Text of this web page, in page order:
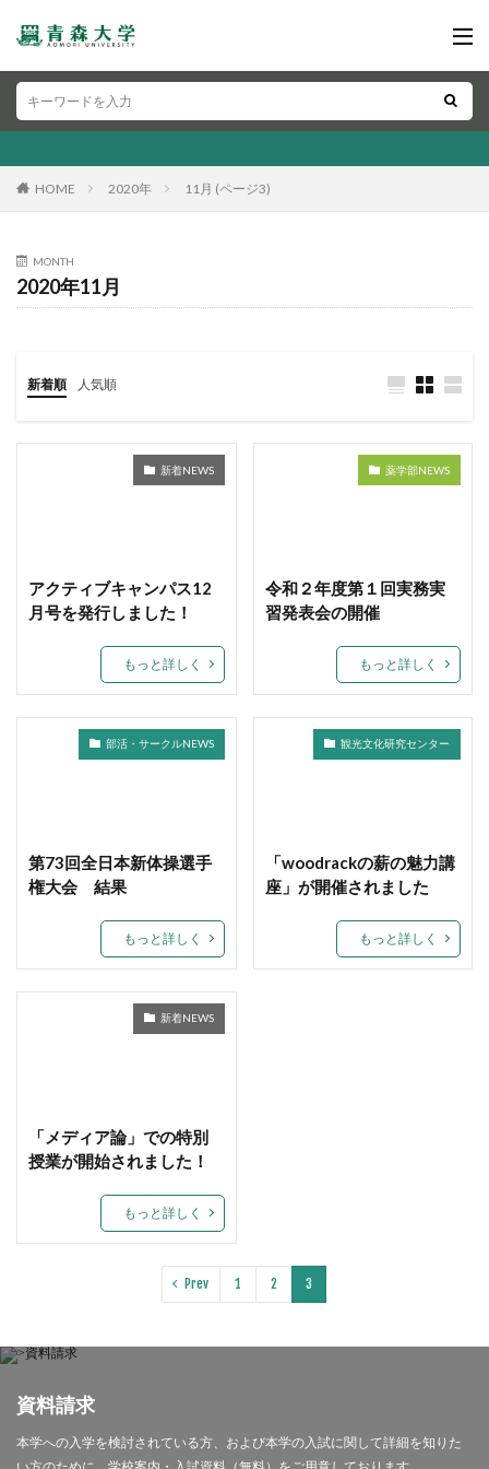
HOME 2020年 11月 (ページ3)
MONTH
2020年11月
新着順 人気順
新着NEWS
アクティブキャンパス12
月号を発行しました！
もっと詳しく
薬学部NEWS
令和２年度第１回実務実
習発表会の開催
もっと詳しく
部活・サークルNEWS
第73回全日本新体操選手
権大会 結果
もっと詳しく
観光文化研究センター
「woodrackの薪の魅力講
座」が開催されました
もっと詳しく
新着NEWS
「メディア論」での特別
授業が開始されました！
もっと詳しく
Prev 1 2 3
資料請求
本学への入学を検討されている方、および本学の入試に関して詳細を知りた